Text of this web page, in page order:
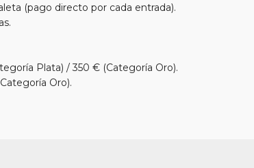
(pago directo por cada entrada).
Plata) / 350 € (Categoría Oro).
Oro).